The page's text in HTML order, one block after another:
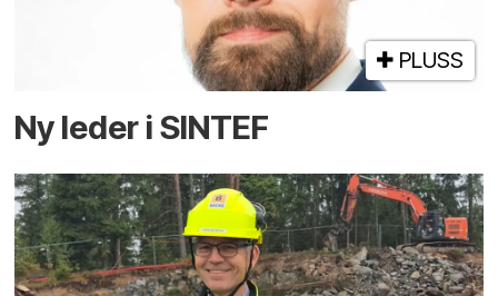
PLUSS
Ny leder i SINTEF